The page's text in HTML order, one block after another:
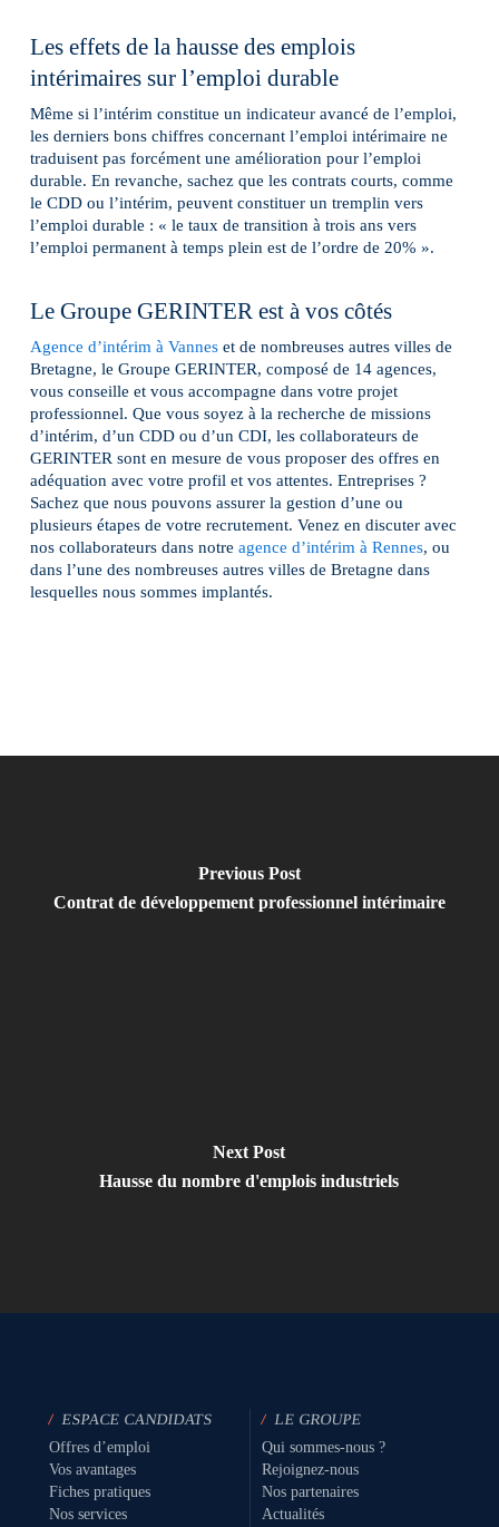
Les effets de la hausse des emplois
intérimaires sur l’emploi durable
Même si l’intérim constitue un indicateur avancé de l’emploi,
les derniers bons chiffres concernant l’emploi intérimaire ne
traduisent pas forcément une amélioration pour l’emploi
durable. En revanche, sachez que les contrats courts, comme
le CDD ou l’intérim, peuvent constituer un tremplin vers
l’emploi durable : « le taux de transition à trois ans vers
l’emploi permanent à temps plein est de l’ordre de 20% ».
Le Groupe GERINTER est à vos côtés
Agence d’intérim à Vanneset de nombreuses autres villes de
Bretagne, le Groupe GERINTER, composé de 14 agences,
vous conseille et vous accompagne dans votre projet
professionnel. Que vous soyez à la recherche de missions
d’intérim, d’un CDD ou d’un CDI, les collaborateurs de
GERINTER sont en mesure de vous proposer des offres en
adéquation avec votre profil et vos attentes. Entreprises ?
Sachez que nous pouvons assurer la gestion d’une ou
plusieurs étapes de votre recrutement. Venez en discuter avec
nos collaborateurs dans notre agence d’intérim à Rennes, ou
dans l’une des nombreuses autres villes de Bretagne dans
lesquelles nous sommes implantés.
Previous Post
Contrat de développement professionnel intérimaire
Next Post
Hausse du nombre d'emplois industriels
/ ESPACE CANDIDATS
Offres d’emploi
Vos avantages
Fiches pratiques
Nos services
/ LE GROUPE
Qui sommes-nous ?
Rejoignez-nous
Nos partenaires
Actualités